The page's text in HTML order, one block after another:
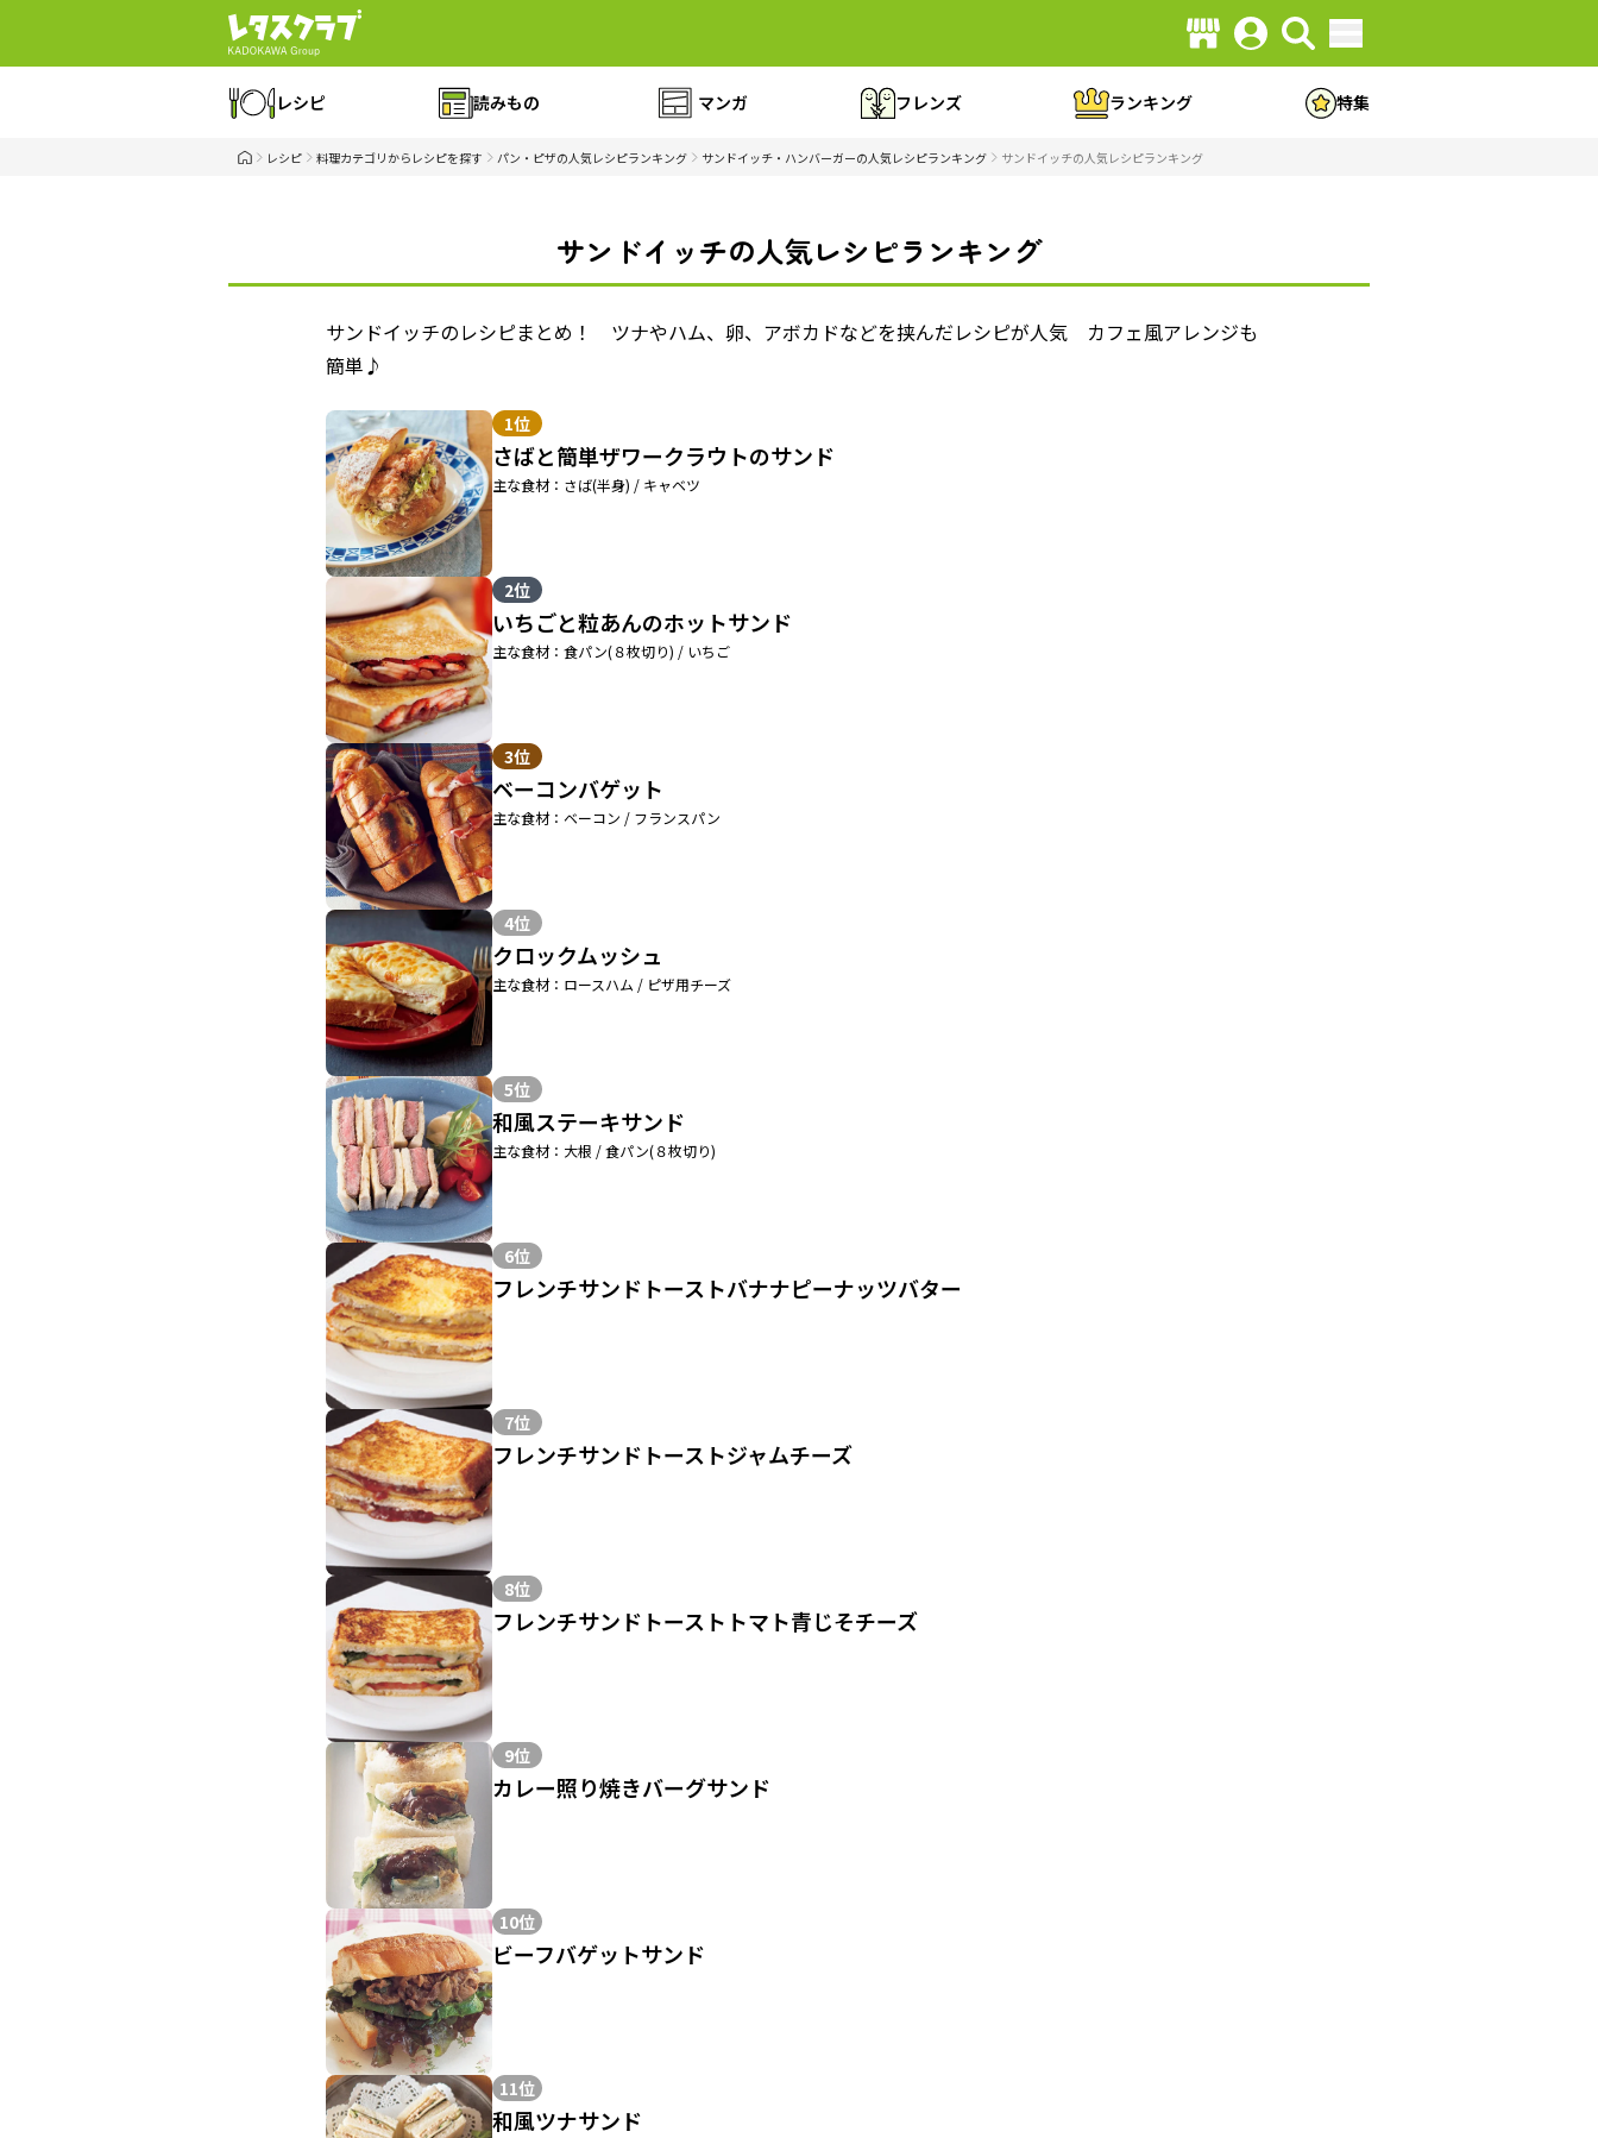
レシピ 読みもの マンガ フレンズ ランキング 特集
レシピ 料理カテゴリからレシピを探す パン・ピザの人気レシピランキング サンドイッチ・ハンバーガーの人気レシピランキング サンドイッチの人気レシピランキング
サンドイッチの人気レシピランキング
サンドイッチのレシピまとめ！ ツナやハム、卵、アボカドなどを挟んだレシピが人気 カフェ風アレンジも
簡単♪
1位
さばと簡単ザワークラウトのサンド
主な食材：さば(半身) / キャベツ
2位
いちごと粒あんのホットサンド
主な食材：食パン(８枚切り) / いちご
3位
ベーコンバゲット
主な食材：ベーコン / フランスパン
4位
クロックムッシュ
主な食材：ロースハム / ピザ用チーズ
5位
和風ステーキサンド
主な食材：大根 / 食パン(８枚切り)
6位
フレンチサンドトーストバナナピーナッツバター
7位
フレンチサンドトーストジャムチーズ
8位
フレンチサンドトーストトマト青じそチーズ
9位
カレー照り焼きバーグサンド
10位
ビーフバゲットサンド
11位
和風ツナサンド